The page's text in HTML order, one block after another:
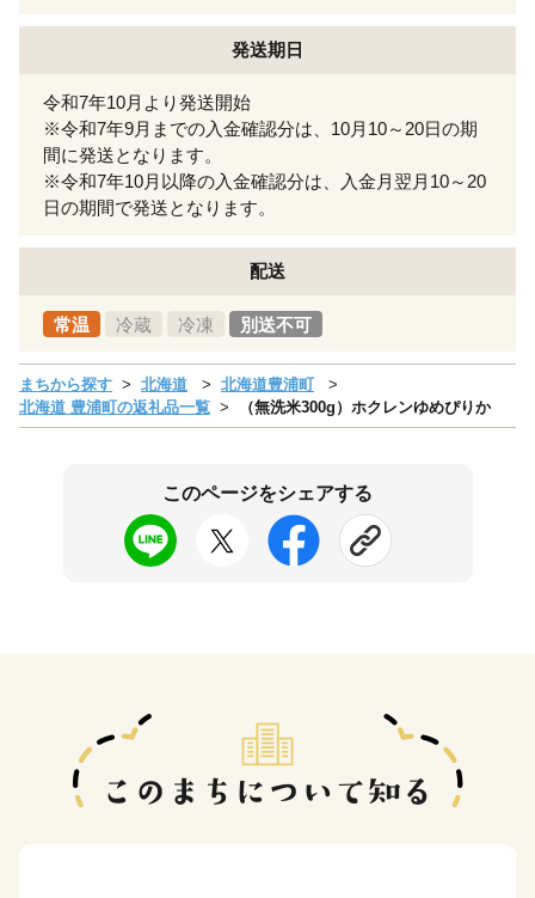
発送期日
令和7年10月より発送開始
※令和7年9月までの入金確認分は、10月10～20日の期
間に発送となります。
※令和7年10月以降の入金確認分は、入金月翌月10～20
日の期間で発送となります。
配送
常温 冷蔵 冷凍 別送不可
まちから探す 北海道
北海道豊浦町
北海道 豊浦町の返礼品一覧
（無洗米300g）ホクレンゆめぴりか
このページをシェアする